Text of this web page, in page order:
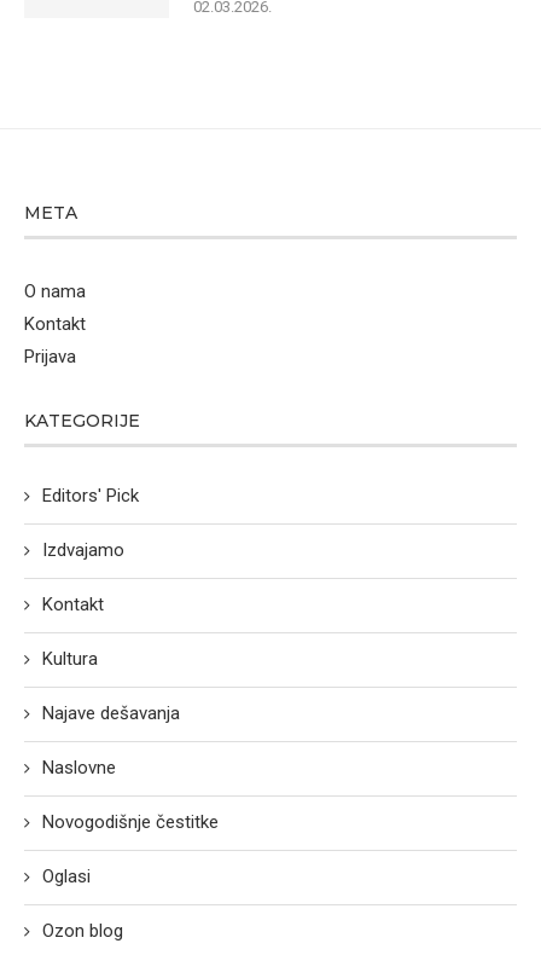
02.03.2026.
META
O nama
Kontakt
Prijava
KATEGORIJE
Editors' Pick
Izdvajamo
Kontakt
Kultura
Najave dešavanja
Naslovne
Novogodišnje čestitke
Oglasi
Ozon blog